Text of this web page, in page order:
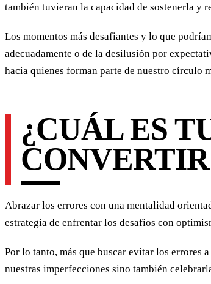
también tuvieran la capacidad de sostenerla y
Los momentos más desafiantes y lo que
adecuadamente o de la desilusión por
hacia quienes forman parte de nuestro círculo
¿CUÁL ES
Abrazar los errores con una mentalidad
estrategia de enfrentar los desafíos con
Por lo tanto, más que buscar evitar los errores
nuestras imperfecciones sino también